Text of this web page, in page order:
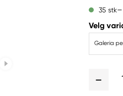
35 stk
Velg
Galeria